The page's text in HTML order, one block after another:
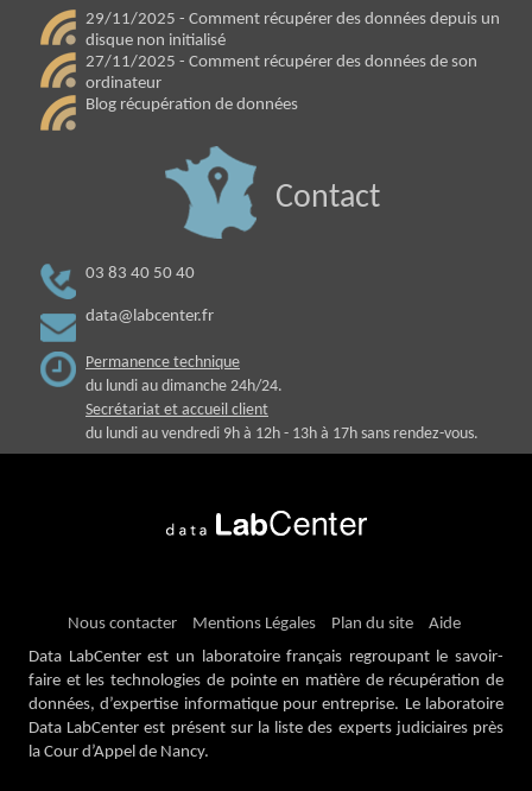
29/11/2025 - Comment récupérer des données depuis un
disque non initialisé
27/11/2025 - Comment récupérer des données de son
ordinateur
Blog récupération de données
Contact
03 83 40 50 40
data@labcenter.fr
Permanence technique
du lundi au dimanche 24h/24.
Secrétariat et accueil client
du lundi au vendredi 9h à 12h - 13h à 17h sans rendez-vous.
Nous contacter Mentions Légales Plan du site
Aide
Data LabCenter est un laboratoire français regroupant le savoir-
faire et les technologies de pointe en matière de récupération de
données, d’expertise informatique pour entreprise. Le laboratoire
Data LabCenter est présent sur la liste des experts judiciaires près
la Cour d’Appel de Nancy.